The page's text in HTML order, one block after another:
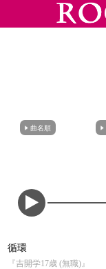
曲名順
循環
『吉開学17歳 (無職)』